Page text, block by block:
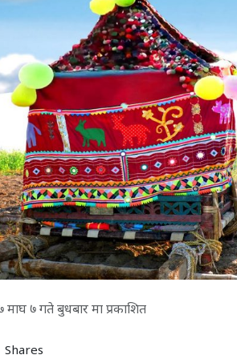
माघ ७ गते बुधबार मा प्रकाशित
Shares